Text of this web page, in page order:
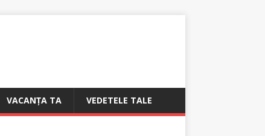
VACANȚA TA VEDETELE TALE